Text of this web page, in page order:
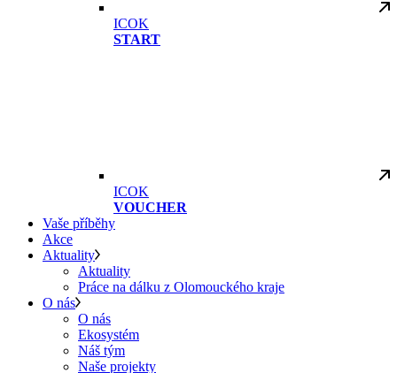
ICOK
START
ICOK
VOUCHER
Vaše příběhy
Akce
Aktuality
Aktuality
Práce na dálku z Olomouckého kraje
O nás
O nás
Ekosystém
Náš tým
Naše projekty